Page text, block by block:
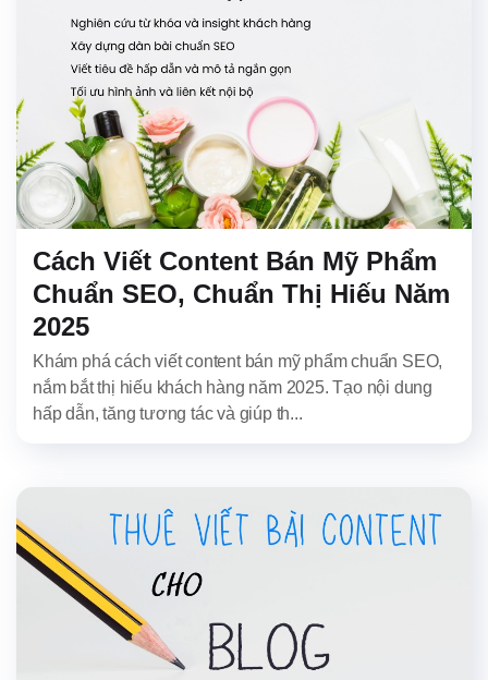
Cách Viết Content Bán Mỹ Phẩm
Chuẩn SEO, Chuẩn Thị Hiếu Năm
2025
Khám phá cách viết content bán mỹ phẩm chuẩn SEO,
nắm bắt thị hiếu khách hàng năm 2025. Tạo nội dung
hấp dẫn, tăng tương tác và giúp th...